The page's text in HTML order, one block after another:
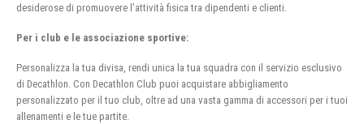
desiderose di promuovere l’attività fisica tra dipendenti e clienti.
Per i club e le associazione sportive:
Personalizza la tua divisa, rendi unica la tua squadra con il servizio esclusivo
di Decathlon. Con Decathlon Club puoi acquistare abbigliamento
personalizzato per il tuo club, oltre ad una vasta gamma di accessori per i tuoi
allenamenti e le tue partite.